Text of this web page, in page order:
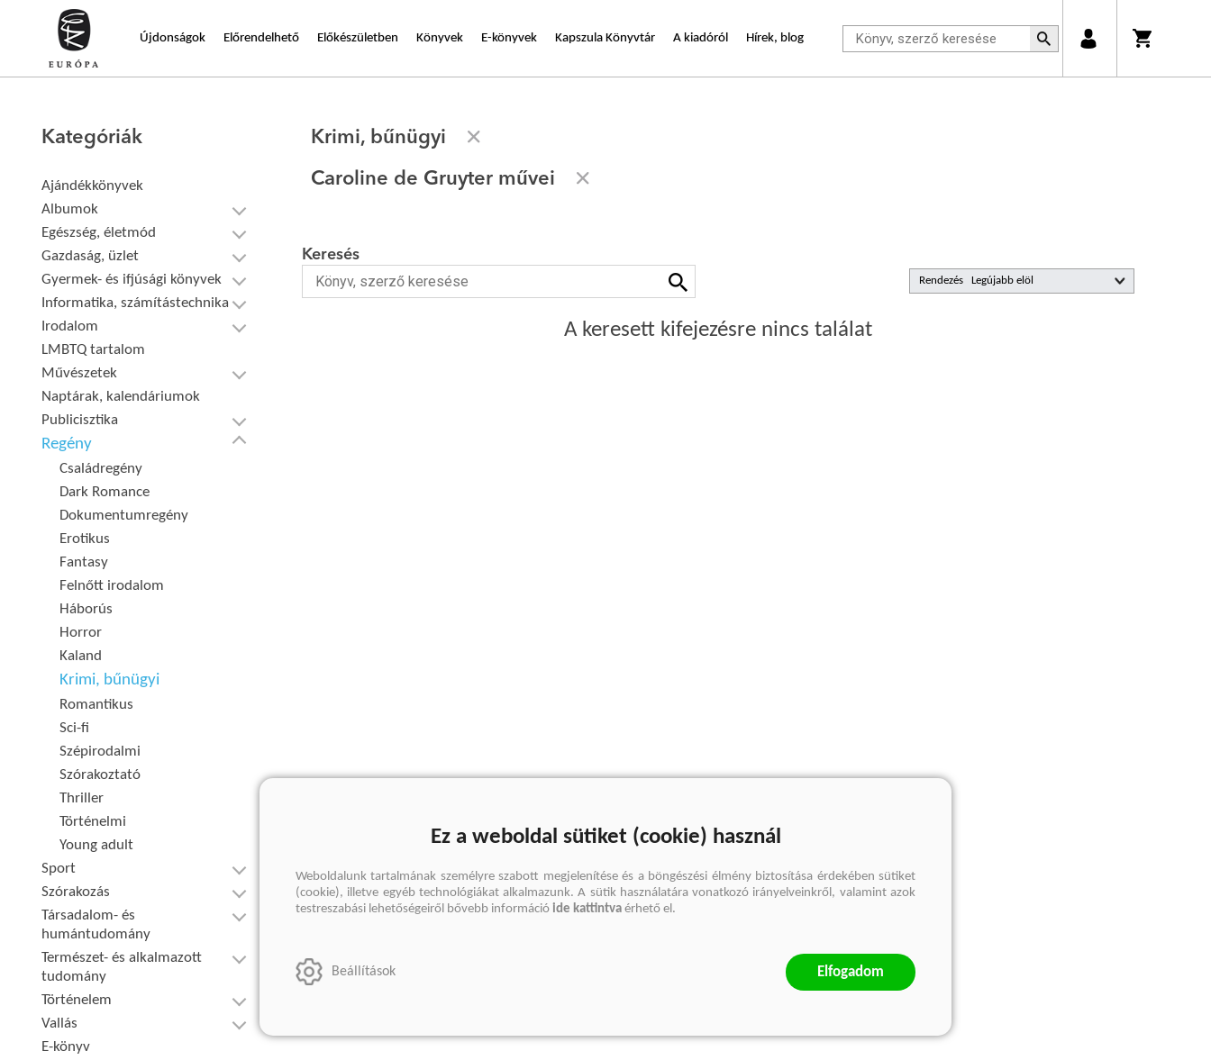
Újdonságok Előrendelhető Előkészületben Könyvek E-könyvek Kapszula Könyvtár A kiadóról Hírek, blog
Kategóriák
Ajándékkönyvek
Albumok
Egészség, életmód
Gazdaság, üzlet
Gyermek- és ifjúsági könyvek
Informatika, számítástechnika
Irodalom
LMBTQ tartalom
Művészetek
Naptárak, kalendáriumok
Publicisztika
Regény
Családregény
Dark Romance
Dokumentumregény
Erotikus
Fantasy
Felnőtt irodalom
Háborús
Horror
Kaland
Krimi, bűnügyi
Romantikus
Sci-fi
Szépirodalmi
Szórakoztató
Thriller
Történelmi
Young adult
Sport
Szórakozás
Társadalom- és
humántudomány
Természet- és alkalmazott
tudomány
Történelem
Vallás
E-könyv
Krimi, bűnügyi
Caroline de Gruyter művei
Rendezés
Keresés
A keresett kifejezésre nincs találat
Ez a weboldal sütiket (cookie) használ
Weboldalunk tartalmának személyre szabott megjelenítése és a böngészési élmény biztosítása érdekében sütiket
(cookie), illetve egyéb technológiákat alkalmazunk. A sütik használatára vonatkozó irányelveinkről, valamint azok
testreszabási lehetőségeiről bővebb információ ide kattintva érhető el.
Beállítások Elfogadom